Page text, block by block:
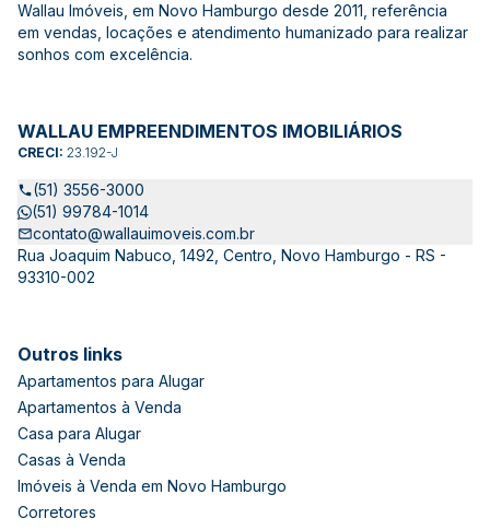
Wallau Imóveis, em Novo Hamburgo desde 2011, referência
em vendas, locações e atendimento humanizado para realizar
sonhos com excelência.
WALLAU EMPREENDIMENTOS IMOBILIÁRIOS
CRECI: 23.192-J
(51) 3556-3000
(51) 99784-1014
contato@wallauimoveis.com.br
Rua Joaquim Nabuco, 1492, Centro, Novo Hamburgo - RS -
93310-002
Outros links
Apartamentos para Alugar
Apartamentos à Venda
Casa para Alugar
Casas à Venda
Imóveis à Venda em Novo Hamburgo
Corretores